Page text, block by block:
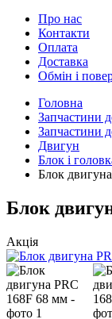
Про нас
Контакти
Оплата
Доставка
Обмін і
Головна
Запчастини
Запчастини
Двигун
Блок і
Блок
Блок
Акція